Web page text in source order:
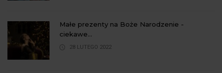
Małe prezenty na Boże Narodzenie -
ciekawe...
28 LUTEGO 2022